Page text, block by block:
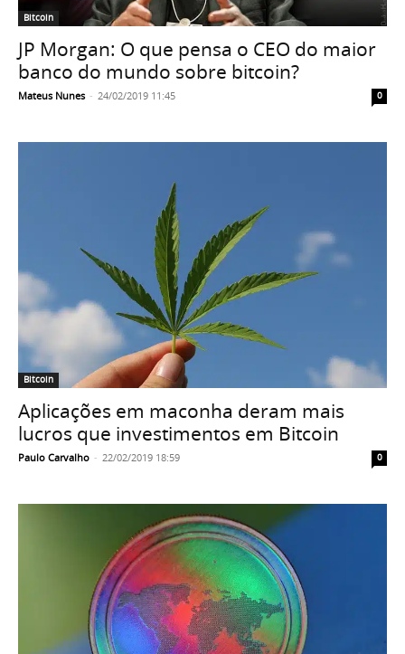
Bitcoin
JP Morgan: O que pensa o CEO do maior
banco do mundo sobre bitcoin?
Mateus Nunes - 24/02/2019 11:45 0
Bitcoin
Aplicações em maconha deram mais
lucros que investimentos em Bitcoin
Paulo Carvalho - 22/02/2019 18:59 0